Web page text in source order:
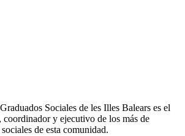
Sociales de les Illes Balears es el
coordinador y ejecutivo de los más de
de esta comunidad.